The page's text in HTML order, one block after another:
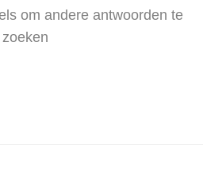
om andere antwoorden te
zoeken